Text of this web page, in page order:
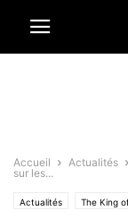
Accueil Actualités
sur les...
Actualités The King